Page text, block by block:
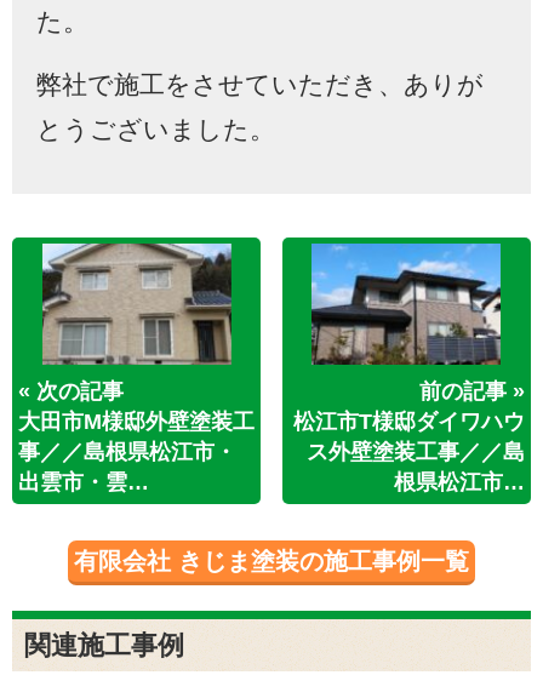
た。
弊社で施工をさせていただき、ありが
とうございました。
« 次の記事
大田市M様邸外壁塗装工
事／／島根県松江市・
出雲市・雲…
前の記事 »
松江市T様邸ダイワハウ
ス外壁塗装工事／／島
根県松江市…
有限会社 きじま塗装の施工事例一覧
関連施工事例